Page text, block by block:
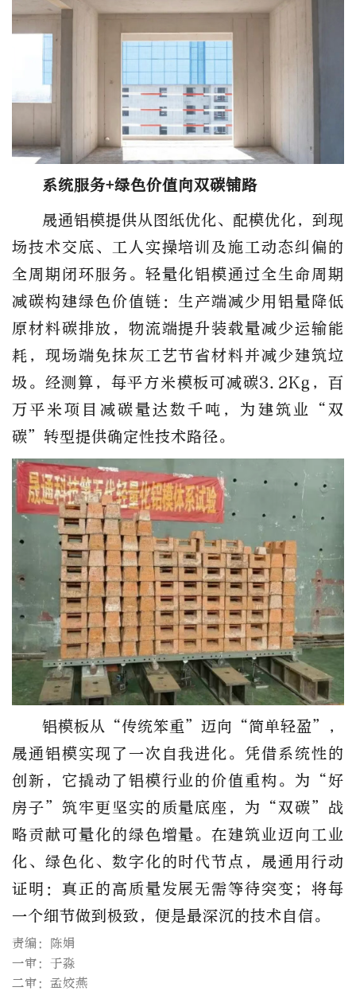
系统服务+绿色价值向双碳铺路
晟通铝模提供从图纸优化、配模优化，到现
场技术交底、工人实操培训及施工动态纠偏的
全周期闭环服务。轻量化铝模通过全生命周期
减碳构建绿色价值链：生产端减少用铝量降低
原材料碳排放，物流端提升装载量减少运输能
耗，现场端免抹灰工艺节省材料并减少建筑垃
圾。经测算，每平方米模板可减碳3.2Kg，百
万平米项目减碳量达数千吨，为建筑业“双
碳”转型提供确定性技术路径。
铝模板从“传统笨重”迈向“简单轻盈”，
晟通铝模实现了一次自我进化。凭借系统性的
创新，它撬动了铝模行业的价值重构。为“好
房子”筑牢更坚实的质量底座，为“双碳”战
略贡献可量化的绿色增量。在建筑业迈向工业
化、绿色化、数字化的时代节点，晟通用行动
证明：真正的高质量发展无需等待突变；将每
一个细节做到极致，便是最深沉的技术自信。
责编：陈娟
一审：于淼
二审：孟姣燕